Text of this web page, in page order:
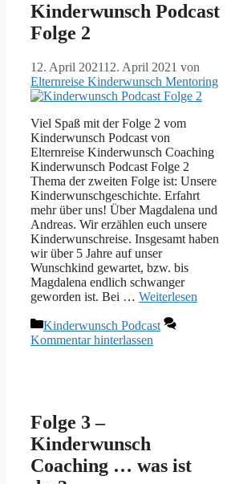
Kinderwunsch Podcast
Folge 2
12. April 202112. April 2021 von
Elternreise Kinderwunsch Mentoring
Viel Spaß mit der Folge 2 vom
Kinderwunsch Podcast von
Elternreise Kinderwunsch Coaching
Kinderwunsch Podcast Folge 2
Thema der zweiten Folge ist: Unsere
Kinderwunschgeschichte. Erfahrt
mehr über uns! Über Magdalena und
Andreas. Wir erzählen euch unsere
Kinderwunschreise. Insgesamt haben
wir über 5 Jahre auf unser
Wunschkind gewartet, bzw. bis
Magdalena endlich schwanger
geworden ist. Bei … Weiterlesen
Kategorien
Kinderwunsch Podcast
Kommentar hinterlassen
Folge 3 –
Kinderwunsch
Coaching … was ist